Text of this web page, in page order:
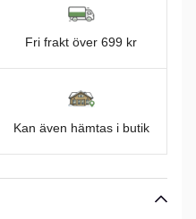
Fri frakt över 699 kr
Kan även hämtas i butik